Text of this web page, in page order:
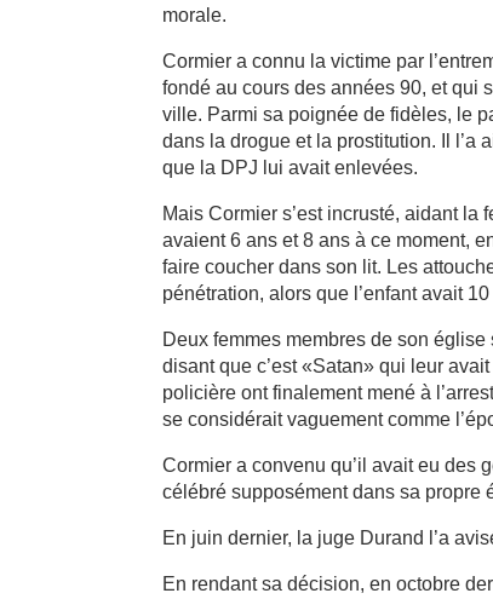
morale.
Cormier a connu la victime par
fondé au cours des années 90, et qui
ville. Parmi sa poignée de fidèles, le
dans la drogue et la prostitution. Il l’a
que la DPJ lui avait enlevées.
Mais Cormier s’est incrusté, aidant
avaient 6 ans et 8 ans à ce moment,
faire coucher dans son lit. Les
pénétration, alors que l’enfant avait
Deux femmes membres de son
disant que c’est «Satan» qui leur
policière ont finalement mené à
se considérait vaguement comme
Cormier a convenu qu’il avait eu des
célébré supposément dans sa propre
En juin dernier, la juge Durand l’a
En rendant sa décision, en octobre